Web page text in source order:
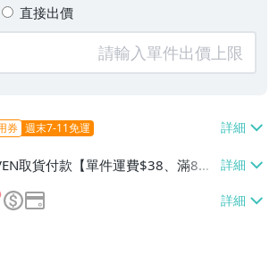
直接出價
券 週末7-11免運
取貨付款【單件運費$38、滿8件
滿$3000免運費】、萊爾富取貨付款
費$60、消費滿$2000免運費】、
【單件運費$60、滿8件或消費滿
運費】